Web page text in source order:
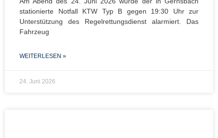
stationierte Notfall KTW Typ B gegen 19:30 Uhr zur
Unterstützung des Regelrettungsdienst alarmiert. Das
Fahrzeug
WEITERLESEN »
24. Juni 2026